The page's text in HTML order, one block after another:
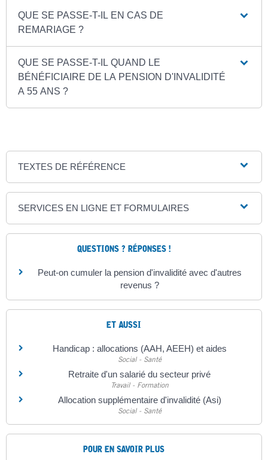
QUE SE PASSE-T-IL EN CAS DE
REMARIAGE ?
QUE SE PASSE-T-IL QUAND LE
BÉNÉFICIAIRE DE LA PENSION D'INVALIDITÉ
A 55 ANS ?
TEXTES DE RÉFÉRENCE
SERVICES EN LIGNE ET FORMULAIRES
QUESTIONS ? RÉPONSES !
Peut-on cumuler la pension d'invalidité avec d'autres
revenus ?
ET AUSSI
Handicap : allocations (AAH, AEEH) et aides
Social - Santé
Retraite d'un salarié du secteur privé
Travail - Formation
Allocation supplémentaire d'invalidité (Asi)
Social - Santé
POUR EN SAVOIR PLUS